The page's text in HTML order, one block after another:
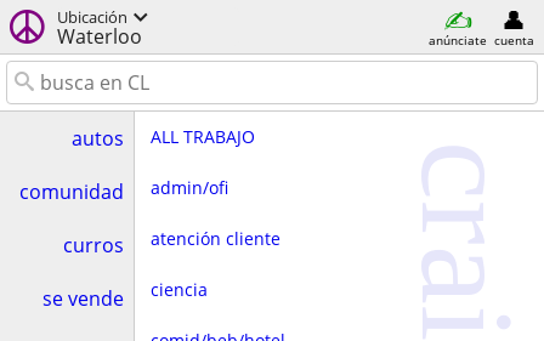
Ubicación
Waterloo anúnciate cuenta
autos
comunidad
curros
se vende
ALL TRABAJO
admin/ofi
atención cliente
ciencia